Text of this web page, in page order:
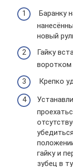
Баранку
новый
Гайку
воротком
Крепко
гайку и
зубец в